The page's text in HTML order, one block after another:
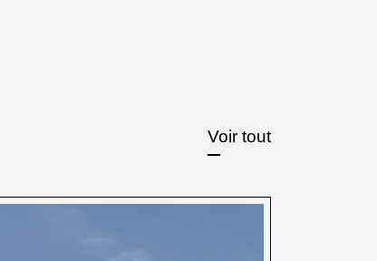
Voir tout